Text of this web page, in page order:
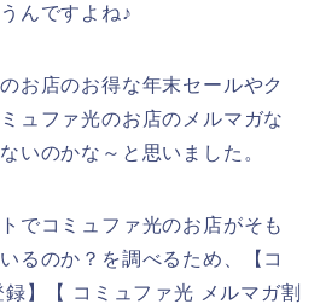
んですよね♪
お店のお得な年末セールやク
ュファ光のお店のメルマガな
いのかな～と思いました。
でコミュファ光のお店がそも
るのか？を調べるため、【コ
】【 コミュファ光 メルマガ割